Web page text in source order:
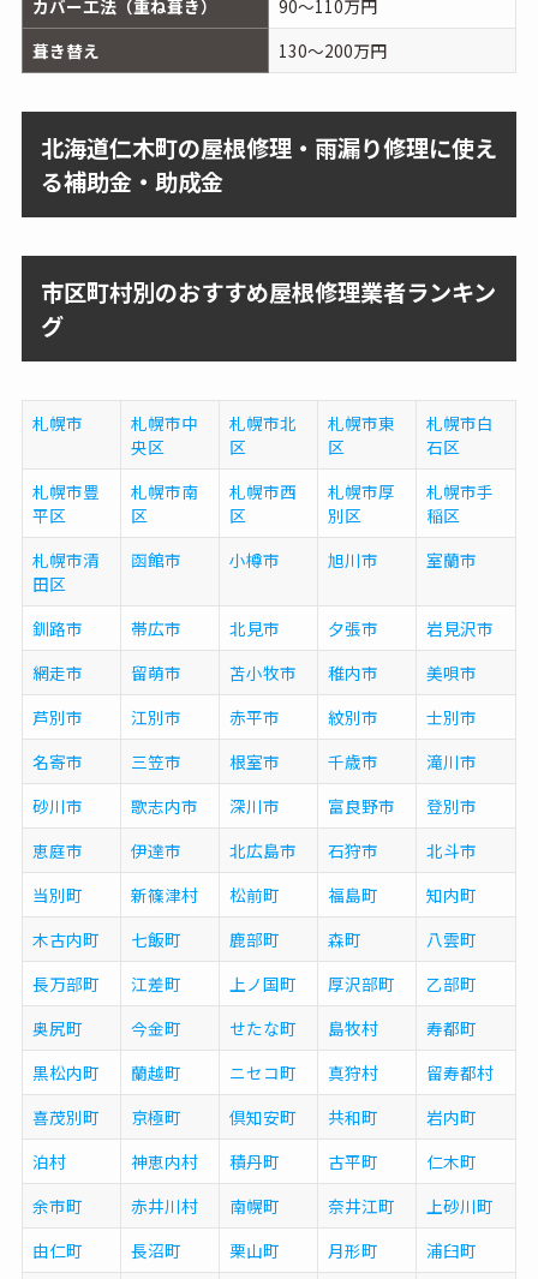
カバー工法（重ね葺き）
90～110万円
葺き替え
130～200万円
北海道仁木町の屋根修理・雨漏り修理に使え
る補助金・助成金
市区町村別のおすすめ屋根修理業者ランキン
グ
札幌市
札幌市中
央区
札幌市北
区
札幌市東
区
札幌市白
石区
札幌市豊
平区
札幌市南
区
札幌市西
区
札幌市厚
別区
札幌市手
稲区
札幌市清
田区
函館市 小樽市 旭川市 室蘭市
釧路市 帯広市 北見市 夕張市
岩見沢市
網走市
留萌市 苫小牧市 稚内市
美唄市
芦別市
江別市 赤平市 紋別市
士別市
名寄市
三笠市 根室市 千歳市
滝川市
砂川市
歌志内市 深川市 富良野市
登別市
恵庭市
伊達市 北広島市 石狩市
北斗市
当別町
新篠津村 松前町 福島町
知内町
木古内町
七飯町 鹿部町 森町
八雲町
長万部町
江差町 上ノ国町 厚沢部町
乙部町
奥尻町
今金町 せたな町 島牧村
寿都町
黒松内町
蘭越町 ニセコ町 真狩村
留寿都村
喜茂別町
京極町 倶知安町 共和町
岩内町
泊村
神恵内村 積丹町 古平町
仁木町
余市町
赤井川村 南幌町 奈井江町
上砂川町
由仁町
長沼町 栗山町 月形町
浦臼町